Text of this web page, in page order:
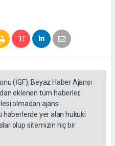
(İGF), Beyaz Haber Ajansı
eklenen tüm haberler,
olmadan ajans
haberlerde yer alan hukuki
olup sitemizin hiç bir